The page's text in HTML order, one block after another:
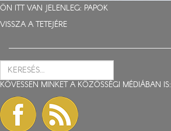
ÖN ITT VAN JELENLEG: PAPOK
VISSZA A TETEJÉRE
KÖVESSEN MINKET A KÖZÖSSÉGI MÉDIÁBAN IS: